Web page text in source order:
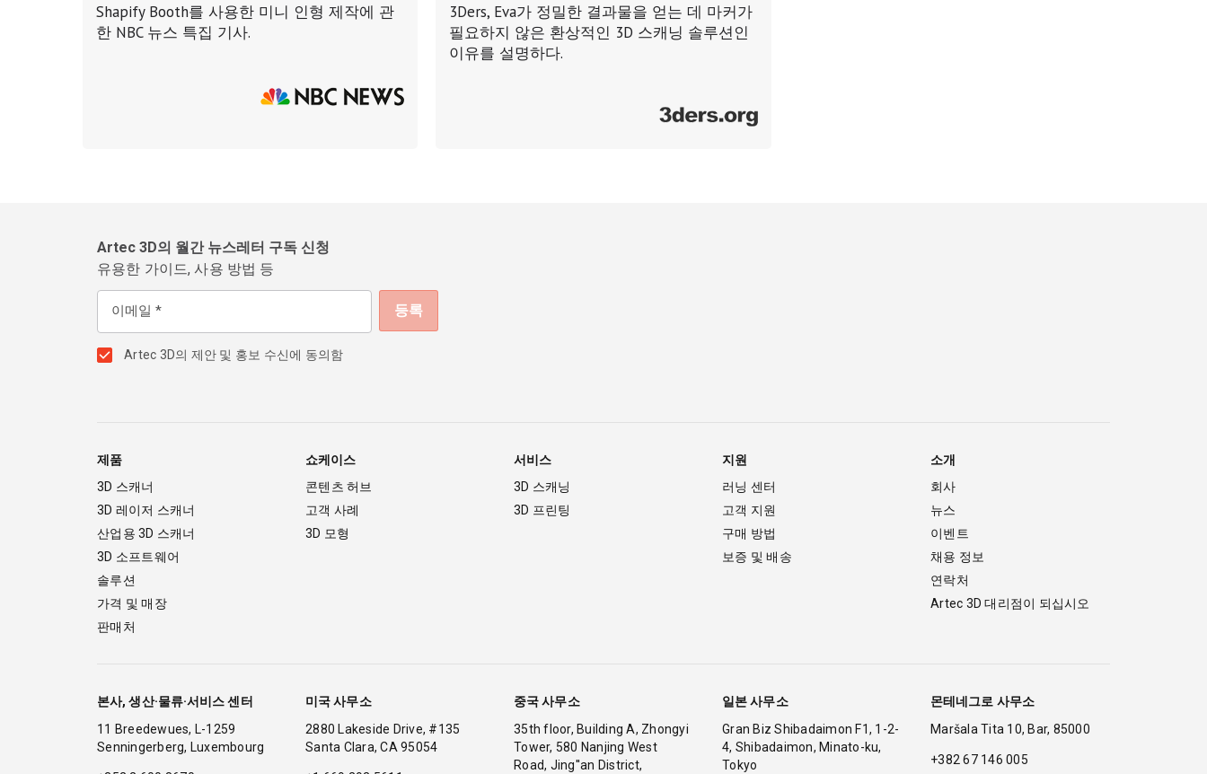
Shapify Booth를 사용한 미니 인형 제작에 관
한 NBC 뉴스 특집 기사.
3Ders, Eva가 정밀한 결과물을 얻는 데 마커가
필요하지 않은 환상적인 3D 스캐닝 솔루션인
이유를 설명하다.
Artec 3D의 월간 뉴스레터 구독 신청
유용한 가이드, 사용 방법 등
이메일
Artec 3D의 제안 및 홍보 수신에 동의함
제품
3D 스캐너
3D 레이저 스캐너
산업용 3D 스캐너
3D 소프트웨어
솔루션
가격 및 매장
판매처
쇼케이스
콘텐츠 허브
고객 사례
3D 모형
서비스
3D 스캐닝
3D 프린팅
지원
러닝 센터
고객 지원
구매 방법
보증 및 배송
소개
회사
뉴스
이벤트
채용 정보
연락처
Artec 3D 대리점이 되십시오
본사, 생산·물류·서비스 센터
11 Breedewues, L-1259
Senningerberg, Luxembourg
미국 사무소
2880 Lakeside Drive, #135
Santa Clara, CA 95054
중국 사무소
35th floor, Building A, Zhongyi
Tower, 580 Nanjing West
Road, Jing''an District,
일본 사무소
Gran Biz Shibadaimon F1, 1-2-
4, Shibadaimon, Minato-ku,
Tokyo
몬테네그로 사무소
Maršala Tita 10, Bar, 85000
+382 67 146 005